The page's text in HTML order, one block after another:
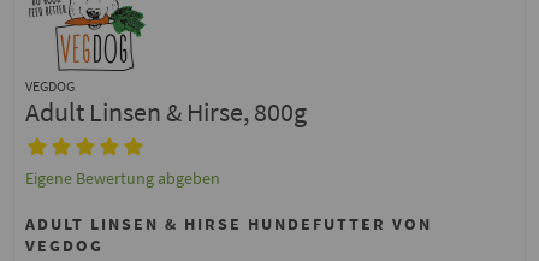
VEGDOG
Adult Linsen & Hirse, 800g
Eigene Bewertung abgeben
ADULT LINSEN & HIRSE HUNDEFUTTER VON
VEGDOG